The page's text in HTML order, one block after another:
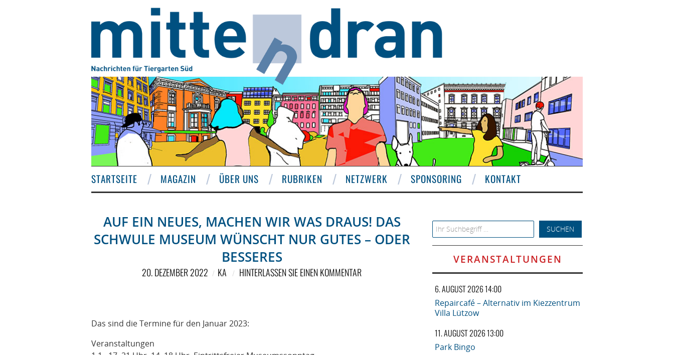
STARTSEITE MAGAZIN ÜBER UNS RUBRIKEN NETZWERK SPONSORING KONTAKT
AUF EIN NEUES, MACHEN WIR WAS DRAUS! DAS
SCHWULE MUSEUM WÜNSCHT NUR GUTES – ODER
BESSERES
20. DEZEMBER 2022 KA HINTERLASSEN SIE EINEN KOMMENTAR
Das sind die Termine für den Januar 2023:
Veranstaltungen
Search for:
VERANSTALTUNGEN
6. AUGUST 2026 14:00
Repaircafé – Alternativ im Kiezzentrum
Villa Lützow
11. AUGUST 2026 13:00
Park Bingo